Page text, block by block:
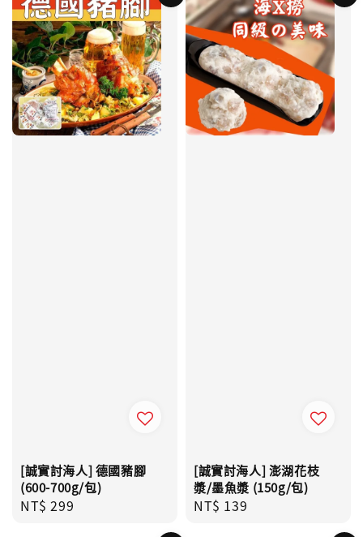
[誠實討海人] 德國豬腳
(600-700g/包)
Regular
NT$ 299
[誠實討海人] 澎湖花枝
漿/墨魚漿 (150g/包)
Regular
NT$ 139